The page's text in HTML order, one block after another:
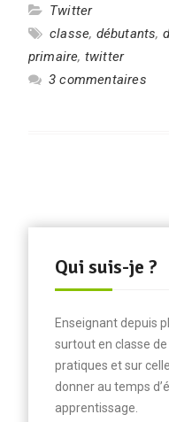
Twitter
classe, débutants,
primaire, twitter
3 commentaires
Qui suis-je ?
Enseignant depuis
surtout en classe de
pratiques et sur
donner au temps
apprentissage.